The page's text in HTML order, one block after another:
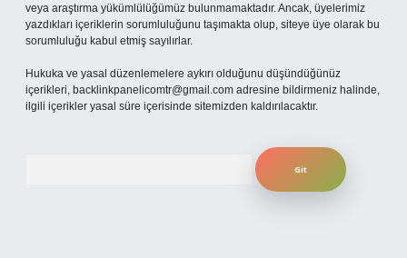
veya araştırma yükümlülüğümüz bulunmamaktadır. Ancak, üyelerimiz
yazdıkları içeriklerin sorumluluğunu taşımakta olup, siteye üye olarak bu
sorumluluğu kabul etmiş sayılırlar.
Hukuka ve yasal düzenlemelere aykırı olduğunu düşündüğünüz
içerikleri, backlinkpanelicomtr@gmail.com adresine bildirmeniz halinde,
ilgili içerikler yasal süre içerisinde sitemizden kaldırılacaktır.